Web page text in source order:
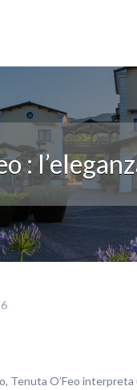
:
Tenuta O’Feo